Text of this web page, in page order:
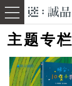
主题专栏